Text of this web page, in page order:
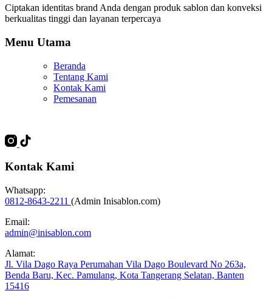
Ciptakan identitas brand Anda dengan produk sablon dan konveksi
berkualitas tinggi dan layanan terpercaya
Menu Utama
Beranda
Tentang Kami
Kontak Kami
Pemesanan
Kontak Kami
Whatsapp:
0812-8643-2211 (Admin Inisablon.com)
Email:
admin@inisablon.com
Alamat:
Jl. Vila Dago Raya Perumahan Vila Dago Boulevard No 263a,
Benda Baru, Kec. Pamulang, Kota Tangerang Selatan, Banten
15416